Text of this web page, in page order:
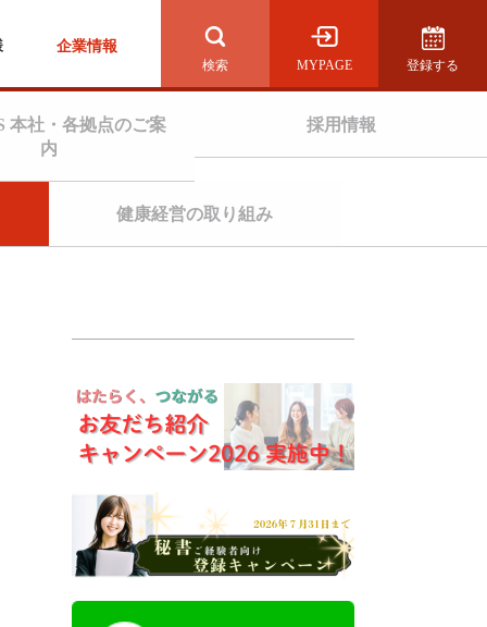
企業情報
MYPAGE 登録する
本社・各拠点のご案
内
採用情報
健康経営の取り組み